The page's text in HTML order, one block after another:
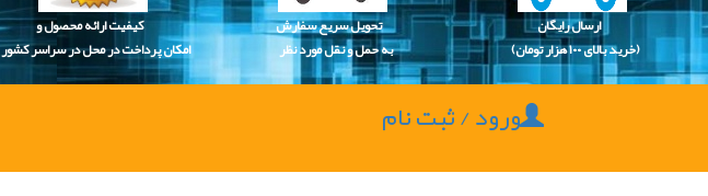
ارسال رایگان
(خرید بالای۱۰۰ هزار تومان)
تحویل سریع سفارش
به حمل و نقل مورد نظر
کیفیت ارائه محصول و
امکان پرداخت در محل در سراسر کشور
ورود / ثبت نام